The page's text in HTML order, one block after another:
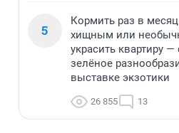
5
Кормить раз в
хищным или
украсить квартиру
зелёное
выставке экзотики
26 855 13